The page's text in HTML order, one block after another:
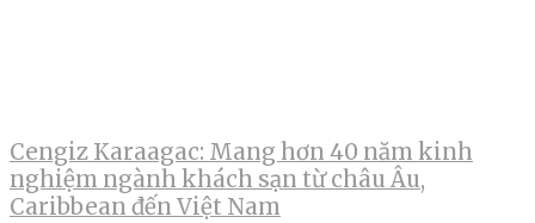
Cengiz Karaagac: Mang hơn 40 năm kinh
nghiệm ngành khách sạn từ châu Âu,
Caribbean đến Việt Nam